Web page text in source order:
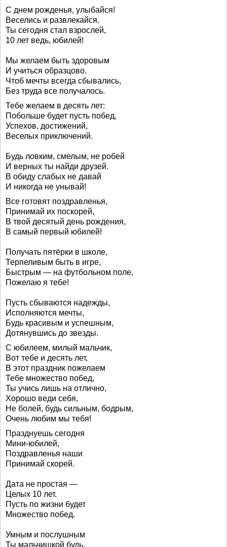
С днем рожденья, улыбайся!
Веселись и развлекайся.
Ты сегодня стал взрослей,
10 лет ведь, юбилей!
Мы желаем быть здоровым
И учиться образцово.
Чтоб мечты всегда сбывались,
Без труда все получалось.
Тебе желаем в десять лет:
Побольше будет пусть побед,
Успехов, достижений,
Веселых приключений.
Будь ловким, смелым, не робей
И верных ты найди друзей.
В обиду слабых не давай
И никогда не унывай!
Все готовят поздравленья,
Принимай их поскорей,
В твой десятый день рождения,
В самый первый юбилей!
Получать пятёрки в школе,
Терпеливым быть в игре,
Быстрым — на футбольном поле,
Пожелаю я тебе!
Пусть сбываются надежды,
Исполняются мечты,
Будь красивым и успешным,
Дотянувшись до звезды.
С юбилеем, милый мальчик,
Вот тебе и десять лет,
В этот праздник пожелаем
Тебе множество побед,
Ты учись лишь на отлично,
Хорошо веди себя,
Не болей, будь сильным, бодрым,
Очень любим мы тебя!
Празднуешь сегодня
Мини-юбилей,
Поздравленья наши
Принимай скорей.
Дата не простая —
Целых 10 лет.
Пусть по жизни будет
Множество побед.
Умным и послушным
Ты мальчишкой будь.